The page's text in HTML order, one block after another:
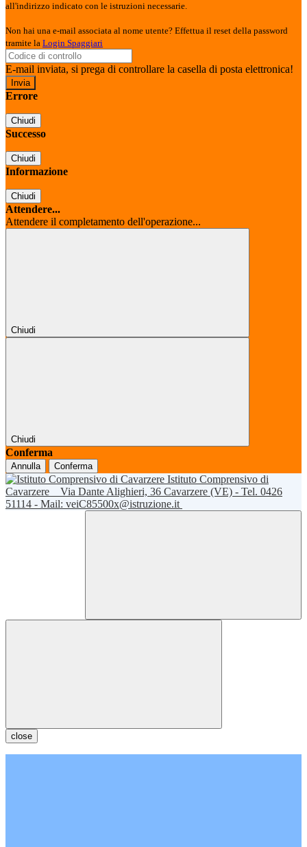
all'indirizzo indicato con le istruzioni necessarie.
Non hai una e-mail associata al nome utente? Effettua il reset della password
tramite la Login Spaggiari
E-mail inviata, si prega di controllare la casella di posta elettronica!
Errore
Chiudi
Successo
Chiudi
Informazione
Chiudi
Attendere...
Attendere il completamento dell'operazione...
Chiudi
Chiudi
Conferma
Annulla Conferma
Istituto Comprensivo di
Cavarzere
Via Dante Alighieri, 36 Cavarzere (VE) - Tel. 0426
51114 - Mail: veiC85500x@istruzione.it
close